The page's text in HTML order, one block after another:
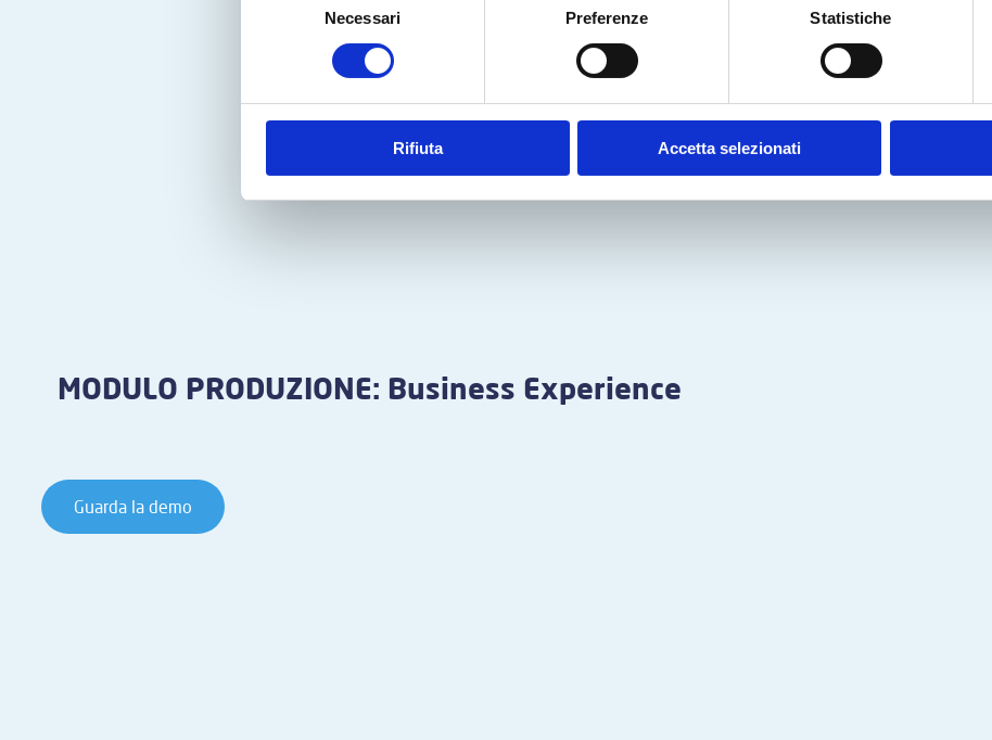
Necessari Preferenze Statistiche
Rifiuta Accetta selezionati
MODULO PRODUZIONE: Business Experience
Guarda la demo